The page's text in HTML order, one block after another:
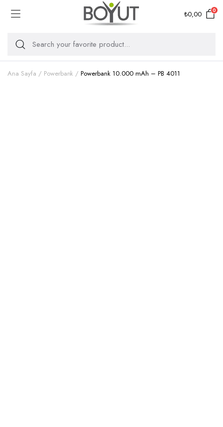
₺0,00 0
Ana Sayfa Powerbank Powerbank 10.000 mAh – PB 4011